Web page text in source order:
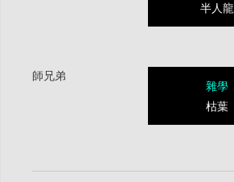
半人龍
師兄弟
雜學
枯葉